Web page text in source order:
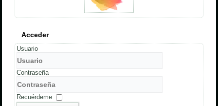
Acceder
Usuario
Contraseña
Recuérdeme